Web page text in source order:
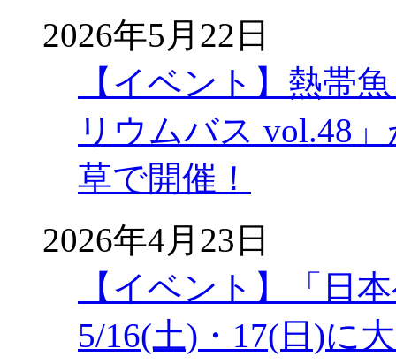
2026年5月22日
【イベント】熱帯
リウムバス vol.48
草で開催！
2026年4月23日
【イベント】「日
5/16(土)・17(日)に